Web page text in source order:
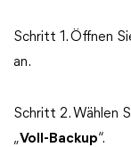
Schritt 1. Öffnen
an.
Schritt 2. Wählen
„Voll-Backup“.